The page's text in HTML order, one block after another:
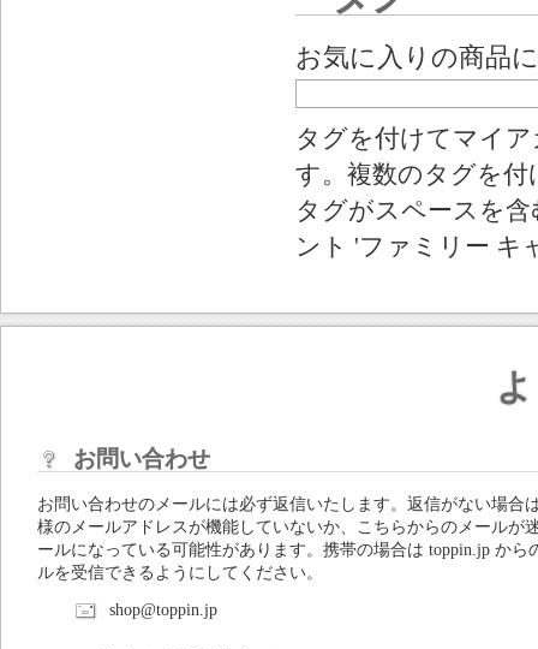
お気に入りの商品
タグを付けてマイ
す。複数のタグを
タグがスペースを
ント 'ファミリー キ
お問い合わせ
お問い合わせのメールには必ず返信いたします。返信がない場合
様のメールアドレスが機能していないか、こちらからのメールが
ールになっている可能性があります。携帯の場合は toppin.jp から
ルを受信できるようにしてください。
shop@toppin.jp